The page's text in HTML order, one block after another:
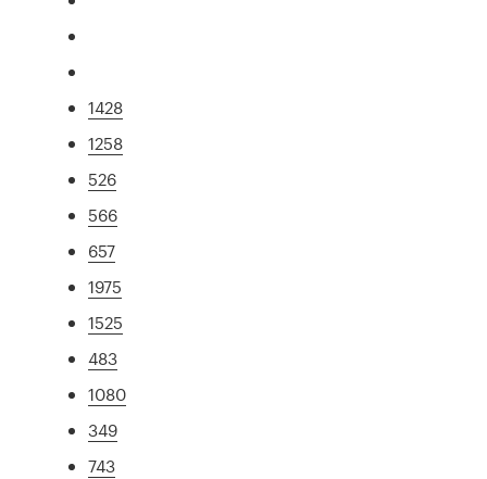
1428
1258
526
566
657
1975
1525
483
1080
349
743